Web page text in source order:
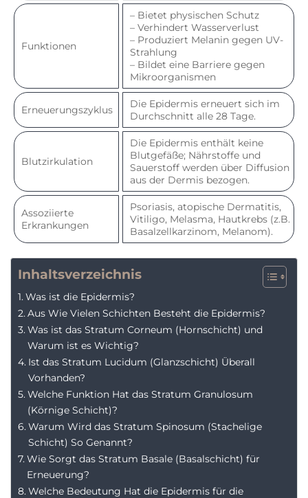
Funktionen
– Bietet physischen Schutz
– Verhindert Wasserverlust
– Produziert Melanin gegen UV-
Strahlung
– Bildet eine Barriere gegen
Mikroorganismen
Erneuerungszyklus
Die Epidermis erneuert sich im
Durchschnitt alle 28 Tage.
Blutzirkulation
Die Epidermis enthält keine
Blutgefäße; Nährstoffe und
Sauerstoff werden über Diffusion
aus der Dermis bezogen.
Assoziierte
Erkrankungen
Psoriasis, atopische Dermatitis,
Vitiligo, Melasma, Hautkrebs (z.B.
Basalzellkarzinom, Melanom).
Inhaltsverzeichnis
Was ist die Epidermis?
Aus Wie Vielen Schichten Besteht die Epidermis?
Was ist das Stratum Corneum (Hornschicht) und
Warum ist es Wichtig?
Ist das Stratum Lucidum (Glanzschicht) Überall
Vorhanden?
Welche Funktion Hat das Stratum Granulosum
(Körnige Schicht)?
Warum Wird das Stratum Spinosum (Stachelige
Schicht) So Genannt?
Wie Sorgt das Stratum Basale (Basalschicht) für
Erneuerung?
Welche Bedeutung Hat die Epidermis für die